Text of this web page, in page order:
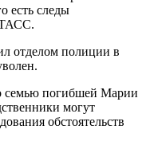
есть следы
ТАСС.
отделом полиции в
семью погибшей Марии
могут
обстоятельств